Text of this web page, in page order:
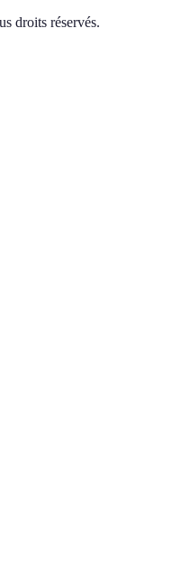
droits réservés.